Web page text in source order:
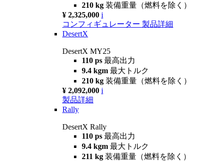
210 kg 装備重量（燃料を除く）
¥ 2,325,000 i
コンフィギュレーター 製品詳細
DesertX
DesertX MY25
110 ps 最高出力
9.4 kgm 最大トルク
210 kg 装備重量（燃料を除く）
¥ 2,092,000 i
製品詳細
Rally
DesertX Rally
110 ps 最高出力
9.4 kgm 最大トルク
211 kg 装備重量（燃料を除く）